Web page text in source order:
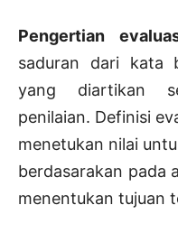
Pengertian
saduran dari kata
yang diartikan
penilaian. Definisi
menetukan nilai
berdasarakan pada
menentukan tujuan